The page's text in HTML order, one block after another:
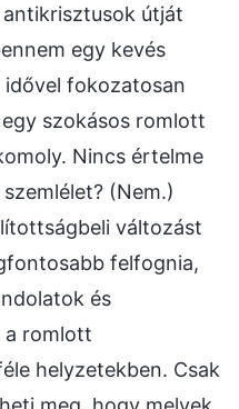
útját
egy kevés
fokozatosan
szokásos romlott
Nincs értelme
(Nem.)
változást
felfognia,
és
a romlott
helyzetekben. Csak